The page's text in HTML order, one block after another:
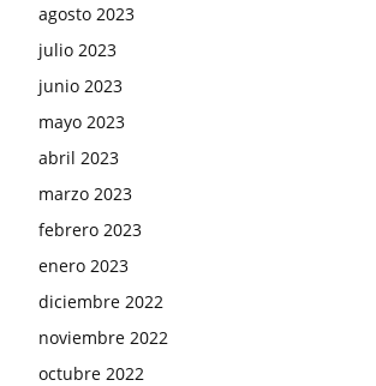
agosto 2023
julio 2023
junio 2023
mayo 2023
abril 2023
marzo 2023
febrero 2023
enero 2023
diciembre 2022
noviembre 2022
octubre 2022